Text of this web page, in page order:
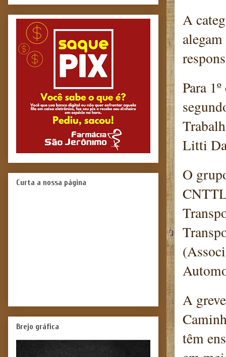
A
Para
Litti
O
A
têm
Curta a nossa página
Brejo gráfica